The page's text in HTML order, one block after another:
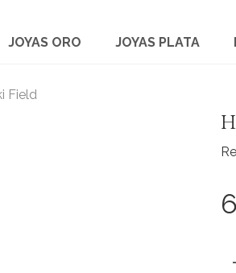
JOYAS ORO JOYAS PLATA
Field